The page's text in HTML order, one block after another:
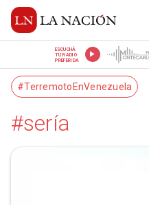
ESCUCHÁ
TU RADIO
PREFERIDA
#TerremotoEnVenezuela
#sería